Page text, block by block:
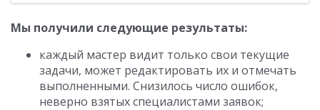
Мы получили следующие результаты:
каждый мастер видит только свои текущие
задачи, может редактировать их и отмечать
выполненными. Снизилось число ошибок,
неверно взятых специалистами заявок;